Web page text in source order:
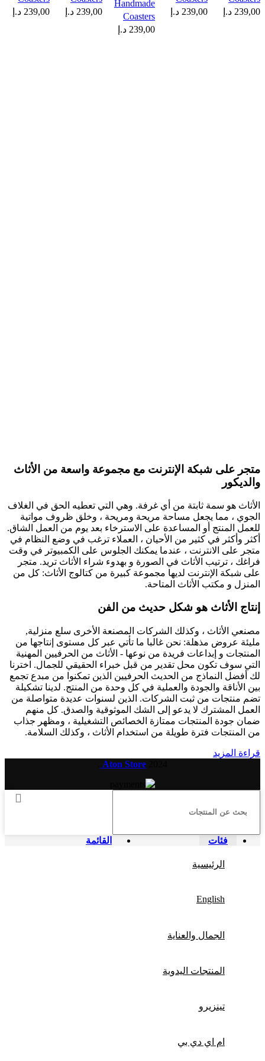
239,00 د.إ
239,00 د.إ
Handmade
Coasters
239,00 د.إ
239,00 د.إ
239,00 د.إ
متجر على شبكة الإنترنت مع مجموعة واسعة من الأثاث
والديكور
الأثاث هو سمة ثابتة من أي غرفة. وهي التي تعطيه الحق في الغلاف
الجوي ، مما يجعل مساحة مريحة ومريحة ، وخلق ظروف مواتية
للعمل المنتج أو المساعدة على الاسترخاء بعد يوم من العمل الشاق.
أكثر وأكثر في كثير من الأحيان ، العملاء ترغب في وضع النظام في
متجر على الانترنت ، عندما يمكنك الجلوس على الكمبيوتر في وقت
فراغك ، ترتيب الأثاث في الصورة و بهدوء شراء الأثاث تريد. متجر
على شبكة الإنترنت لديها مجموعة كبيرة من كتالوج الأثاث: كل من
المنزل و مكتب الأثاث المتاحة.
إنتاج الأثاث هو شكل حديث من الفن
مصنعي الأثاث ، وكذلك الشركات المصنعة الأخرى سلع منزلية,
مليئة عروض مذهلة: نحن غالبا ما تأتي عبر كل مستوى إنتاجها من
المنتجات و إبداعات فريدة من نوعها - الأثاث من الحرفيين المهنية
التي سوف تكون محل تقدير من قبل خبراء الحقيقي للجمال. اخترنا
لك أفضل النماذج من الحديث الحرفيين الذين تمكنوا من مبدع تجمع
بين الأناقة والجودة والعملية في كل وحدة من المنتج. لدينا تشكيلة
تضم منتجات من ثبت الشركات. الذين لسنوات عديدة متواصلة من
العمل المشترك لا يدعو إلى الشك الموثوقية والصدق. كل منهم
ضمان جودة المنتجات ممتازة الخصائص التشغيلية ، ومظهر جذاب
من المنتجات فترة طويلة من استخدام الأثاث ، وكذلك السلامة.
قراءة المزيد
Aton Store
القائمة فئات
الرئيسية
English
الجمال والعناية
المنتجات اليدوية
تينزيرو
ام اي دي بي